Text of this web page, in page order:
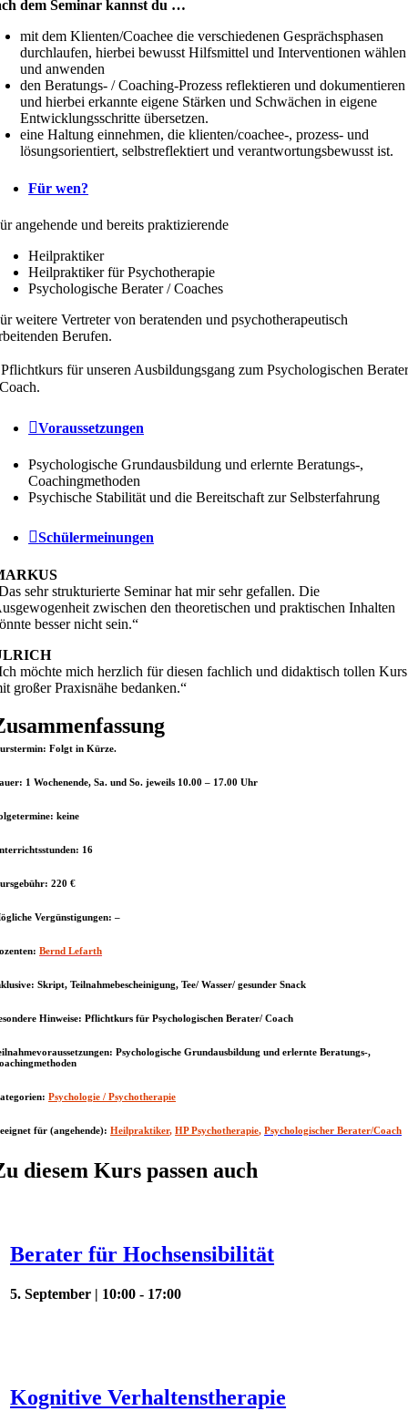
dem Seminar kannst du …
mit dem Klienten/Coachee die verschiedenen Gesprächsphasen
durchlaufen, hierbei bewusst Hilfsmittel und Interventionen wählen
und anwenden
den Beratungs- / Coaching-Prozess reflektieren und dokumentieren
und hierbei erkannte eigene Stärken und Schwächen in eigene
Entwicklungsschritte übersetzen.
eine Haltung einnehmen, die klienten/coachee-, prozess- und
lösungsorientiert, selbstreflektiert und verantwortungsbewusst ist.
Für wen?
angehende und bereits praktizierende
Heilpraktiker
Heilpraktiker für Psychotherapie
Psychologische Berater / Coaches
weitere Vertreter von beratenden und psychotherapeutisch
Berufen.
Pflichtkurs für unseren Ausbildungsgang zum Psychologischen
Voraussetzungen
Psychologische Grundausbildung und erlernte Beratungs-,
Coachingmethoden
Psychische Stabilität und die Bereitschaft zur Selbsterfahrung
Schülermeinungen
sehr strukturierte Seminar hat mir sehr gefallen. Die
zwischen den theoretischen und praktischen Inhalten
besser nicht sein.“
möchte mich herzlich für diesen fachlich und didaktisch tollen Kurs
großer Praxisnähe bedanken.“
Folgt in Kürze.
1 Wochenende, Sa. und So. jeweils 10.00 – 17.00 Uhr
: keine
16
220 €
Vergünstigungen: –
Bernd Lefarth
Skript, Teilnahmebescheinigung, Tee/ Wasser/ gesunder Snack
Hinweise: Pflichtkurs für Psychologischen Berater/ Coach
Psychologische Grundausbildung und erlernte Beratungs-,
Psychologie / Psychotherapie
für (angehende):Heilpraktiker,HP Psychotherapie,Psychologischer Berater/Coach
diesem Kurs passen auch
Berater für Hochsensibilität
5. September | 10:00 - 17:00
Kognitive Verhaltenstherapie